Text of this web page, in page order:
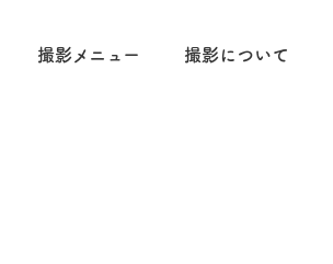
撮影メニュー 撮影について